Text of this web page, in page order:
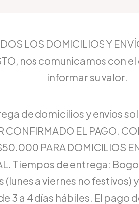
LOS DOMICILIOS Y
nos comunicamos con
informar su valor.
de domicilios y envíos
CONFIRMADO EL PAGO.
PARA DOMICILIOS
Tiempos de entrega:
(lunes a viernes no festivos)
3 a 4 días hábiles. El pago